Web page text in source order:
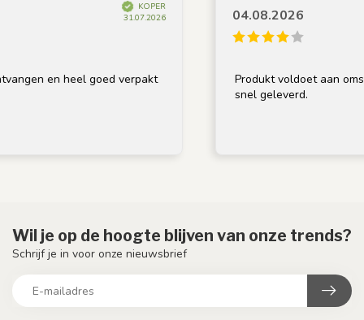
KOPER
31.07.2026
en heel goed verpakt
04.08.2026
Produkt voldoet aan
snel geleverd.
Wil je op de hoogte blijven van onze trends?
Schrijf je in voor onze nieuwsbrief